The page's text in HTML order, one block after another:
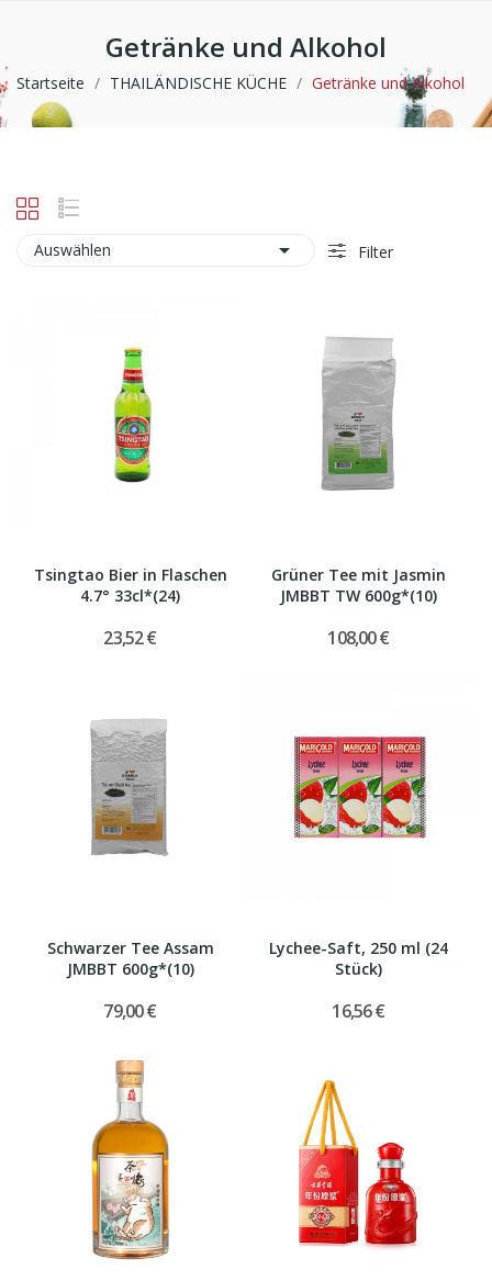
Getränke und Alkohol
Startseite THAILÄNDISCHE KÜCHE Getränke und Alkohol
Auswählen  Filter
Tsingtao Bier in Flaschen
4.7° 33cl*(24)
23,52 €
Grüner Tee mit Jasmin
JMBBT TW 600g*(10)
108,00 €
Schwarzer Tee Assam
JMBBT 600g*(10)
79,00 €
Lychee-Saft, 250 ml (24
Stück)
16,56 €